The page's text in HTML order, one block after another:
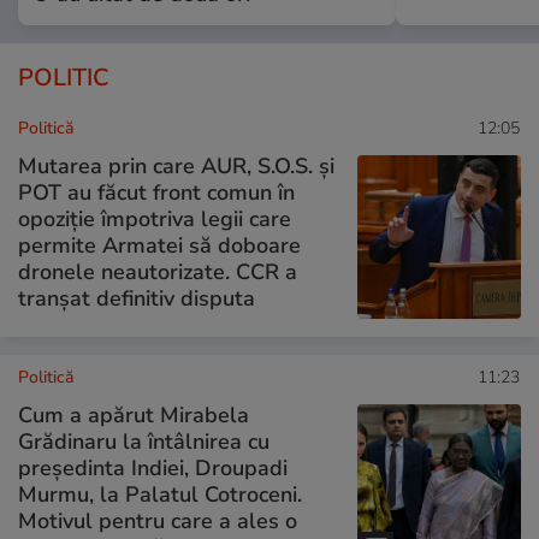
POLITIC
Politică 12:05
Mutarea prin care AUR, S.O.S. și
POT au făcut front comun în
opoziție împotriva legii care
permite Armatei să doboare
dronele neautorizate. CCR a
tranșat definitiv disputa
Politică 11:23
Cum a apărut Mirabela
Grădinaru la întâlnirea cu
președinta Indiei, Droupadi
Murmu, la Palatul Cotroceni.
Motivul pentru care a ales o